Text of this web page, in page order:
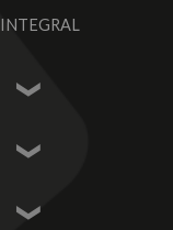
INTEGRAL